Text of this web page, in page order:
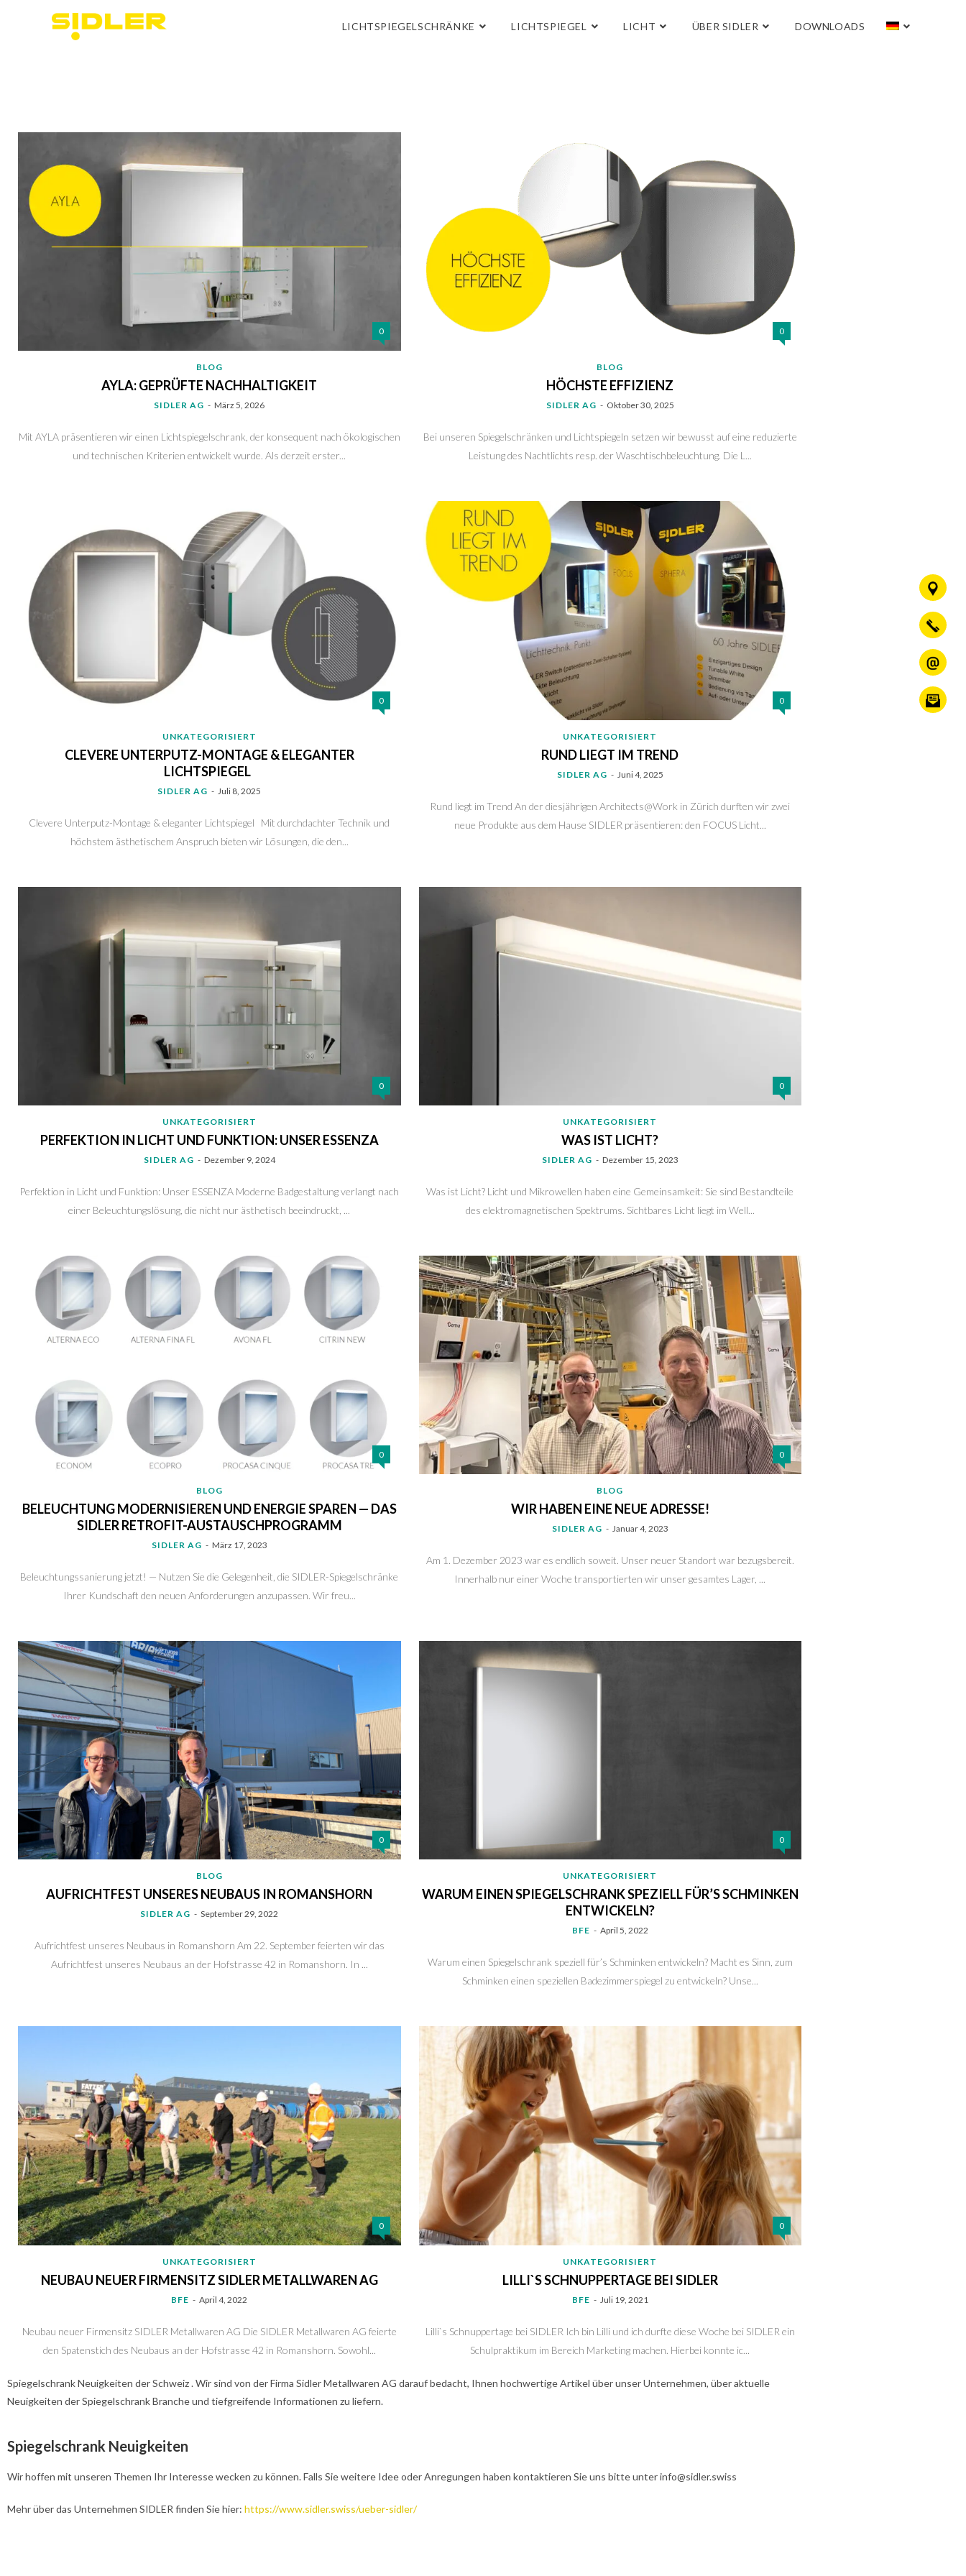
LICHTSPIEGELSCHRÄNKE LICHTSPIEGEL LICHT ÜBER SIDLER DOWNLOADS
0
BLOG
AYLA: GEPRÜFTE NACHHALTIGKEIT
SIDLER AG - März 5, 2026
Mit AYLA präsentieren wir einen Lichtspiegelschrank, der konsequent nach ökologischen
und technischen Kriterien entwickelt wurde. Als derzeit erster...
0
BLOG
HÖCHSTE EFFIZIENZ
SIDLER AG - Oktober 30, 2025
Bei unseren Spiegelschränken und Lichtspiegeln setzen wir bewusst auf eine reduzierte
Leistung des Nachtlichts resp. der Waschtischbeleuchtung. Die L...
0
UNKATEGORISIERT
CLEVERE UNTERPUTZ-MONTAGE & ELEGANTER
LICHTSPIEGEL
SIDLER AG - Juli 8, 2025
Clevere Unterputz-Montage & eleganter Lichtspiegel Mit durchdachter Technik und
höchstem ästhetischem Anspruch bieten wir Lösungen, die den...
0
UNKATEGORISIERT
RUND LIEGT IM TREND
SIDLER AG - Juni 4, 2025
Rund liegt im Trend An der diesjährigen Architects@Work in Zürich durften wir zwei
neue Produkte aus dem Hause SIDLER präsentieren: den FOCUS Licht...
0
UNKATEGORISIERT
PERFEKTION IN LICHT UND FUNKTION: UNSER ESSENZA
SIDLER AG - Dezember 9, 2024
Perfektion in Licht und Funktion: Unser ESSENZA Moderne Badgestaltung verlangt nach
einer Beleuchtungslösung, die nicht nur ästhetisch beeindruckt, ...
0
UNKATEGORISIERT
WAS IST LICHT?
SIDLER AG - Dezember 15, 2023
Was ist Licht? Licht und Mikrowellen haben eine Gemeinsamkeit: Sie sind Bestandteile
des elektromagnetischen Spektrums. Sichtbares Licht liegt im Well...
0
BLOG
BELEUCHTUNG MODERNISIEREN UND ENERGIE SPAREN — DAS
SIDLER RETROFIT-AUSTAUSCHPROGRAMM
SIDLER AG - März 17, 2023
Beleuchtungssanierung jetzt! — Nutzen Sie die Gelegenheit, die SIDLER-Spiegelschränke
Ihrer Kundschaft den neuen Anforderungen anzupassen. Wir freu...
0
BLOG
WIR HABEN EINE NEUE ADRESSE!
SIDLER AG - Januar 4, 2023
Am 1. Dezember 2023 war es endlich soweit. Unser neuer Standort war bezugsbereit.
Innerhalb nur einer Woche transportierten wir unser gesamtes Lager, ...
0
BLOG
AUFRICHTFEST UNSERES NEUBAUS IN ROMANSHORN
SIDLER AG - September 29, 2022
Aufrichtfest unseres Neubaus in Romanshorn Am 22. September feierten wir das
Aufrichtfest unseres Neubaus an der Hofstrasse 42 in Romanshorn. In ...
0
UNKATEGORISIERT
WARUM EINEN SPIEGELSCHRANK SPEZIELL FÜR’S SCHMINKEN
ENTWICKELN?
BFE - April 5, 2022
Warum einen Spiegelschrank speziell für’s Schminken entwickeln? Macht es Sinn, zum
Schminken einen speziellen Badezimmerspiegel zu entwickeln? Unse...
0
UNKATEGORISIERT
NEUBAU NEUER FIRMENSITZ SIDLER METALLWAREN AG
BFE - April 4, 2022
Neubau neuer Firmensitz SIDLER Metallwaren AG Die SIDLER Metallwaren AG feierte
den Spatenstich des Neubaus an der Hofstrasse 42 in Romanshorn. Sowohl...
0
UNKATEGORISIERT
LILLI`S SCHNUPPERTAGE BEI SIDLER
BFE - Juli 19, 2021
Lilli`s Schnuppertage bei SIDLER Ich bin Lilli und ich durfte diese Woche bei SIDLER ein
Schulpraktikum im Bereich Marketing machen. Hierbei konnte ic...
Spiegelschrank Neuigkeiten der Schweiz . Wir sind von der Firma Sidler Metallwaren AG darauf bedacht, Ihnen hochwertige Artikel über unser Unternehmen, über aktuelle
Neuigkeiten der Spiegelschrank Branche und tiefgreifende Informationen zu liefern.
Spiegelschrank Neuigkeiten
Wir hoffen mit unseren Themen Ihr Interesse wecken zu können. Falls Sie weitere Idee oder Anregungen haben kontaktieren Sie uns bitte unter info@sidler.swiss
Mehr über das Unternehmen SIDLER finden Sie hier: https://www.sidler.swiss/ueber-sidler/